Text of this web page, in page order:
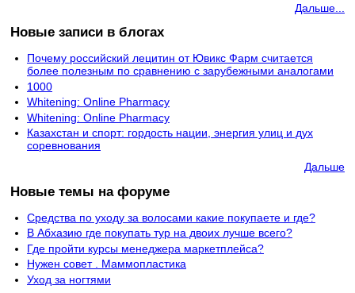
Дальше...
Новые записи в блогах
Почему российский лецитин от Ювикс Фарм считается
более полезным по сравнению с зарубежными аналогами
1000
Whitening: Online Pharmacy
Whitening: Online Pharmacy
Казахстан и спорт: гордость нации, энергия улиц и дух
соревнования
Дальше
Новые темы на форуме
Средства по уходу за волосами какие покупаете и где?
В Абхазию где покупать тур на двоих лучше всего?
Где пройти курсы менеджера маркетплейса?
Нужен совет . Маммопластика
Уход за ногтями